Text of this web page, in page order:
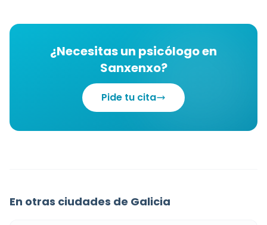
¿Necesitas un psicólogo en
Sanxenxo?
Pide tu cita
En otras ciudades de Galicia